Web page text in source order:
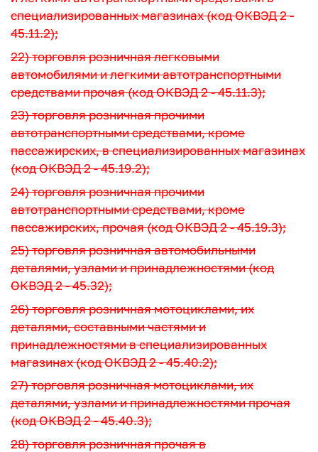
специализированных магазинах (код ОКВЭД 2 -
45.11.2);
22) торговля розничная легковыми
автомобилями и легкими автотранспортными
средствами прочая (код ОКВЭД 2 - 45.11.3);
23) торговля розничная прочими
автотранспортными средствами, кроме
пассажирских, в специализированных магазинах
(код ОКВЭД 2 - 45.19.2);
24) торговля розничная прочими
автотранспортными средствами, кроме
пассажирских, прочая (код ОКВЭД 2 - 45.19.3);
25) торговля розничная автомобильными
деталями, узлами и принадлежностями (код
ОКВЭД 2 - 45.32);
26) торговля розничная мотоциклами, их
деталями, составными частями и
принадлежностями в специализированных
магазинах (код ОКВЭД 2 - 45.40.2);
27) торговля розничная мотоциклами, их
деталями, узлами и принадлежностями прочая
(код ОКВЭД 2 - 45.40.3);
28) торговля розничная прочая в